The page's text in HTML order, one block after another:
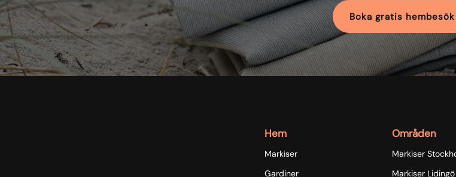
Boka gratis hembesök
Hem
Markiser
Gardiner
Områden
Markiser
Markiser Lidingö